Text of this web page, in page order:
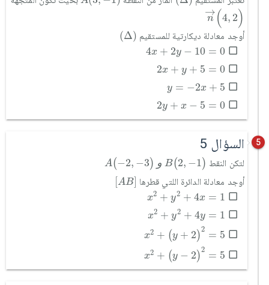
→
n (4, 2)
→ 4, 2)
أوجد معادلة ديكارتية للمستقيم (Δ)
( ∆ )
4x + 2y − 10 = 0
4x+ 2 y-10
0
2x + y + 5 = 0
2x+ y +5 = 0
y = −2x + 5
y=-2 +5
2y + x − 5 = 0
2y+ x -5
5 السؤال 5
لتكن النقط A(−2, −3) و B(2, −1)
A (- ,-3 و B ,-1)
أوجد معادلة الدائرة اللتي قطرها [AB]
[AB]
x2 + y2 + 4x = 1
x 2 +y + 4 =
x2 + y2 + 4y = 1
2 + =1
x2 + (y + 2)2 = 5
2 + =5
x2 + (y − 2)2 = 5
2 - 5